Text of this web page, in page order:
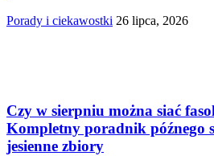
Porady i ciekawostki 26 lipca, 2026
Czy w sierpniu można siać
Kompletny poradnik późnego
jesienne zbiory